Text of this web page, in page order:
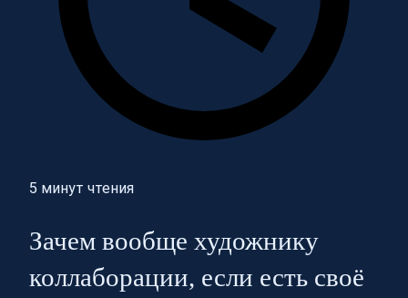
5 минут чтения
Зачем вообще художнику
коллаборации, если есть своё